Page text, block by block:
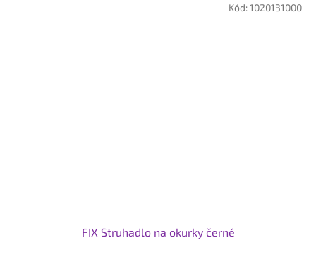
FIX Struhadlo na okurky černé
Kód:1020131000